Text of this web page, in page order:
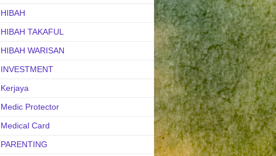
HIBAH
HIBAH TAKAFUL
HIBAH WARISAN
INVESTMENT
Kerjaya
Medic Protector
Medical Card
PARENTING